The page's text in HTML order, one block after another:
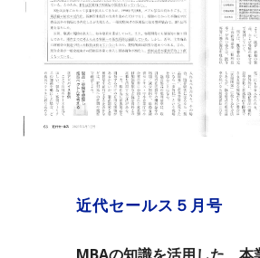
近代セールス５月号